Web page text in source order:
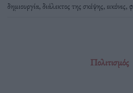
δημιουργία,διάλεκτος της σκέψης, εικόνες,
Πολιτισμός